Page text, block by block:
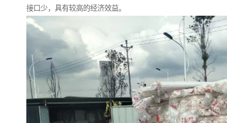
接口少，具有较高的经济效益。